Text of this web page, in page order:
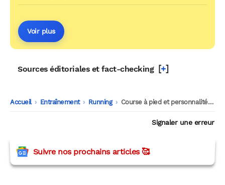
Voir plus
Sources éditoriales et fact-checking [+]
Accueil -
Entraînement -
Running -
Course à pied et personnalité : un lien surprenant révélé par la science
Signaler une erreur
Suivre nos prochains articles 🥰